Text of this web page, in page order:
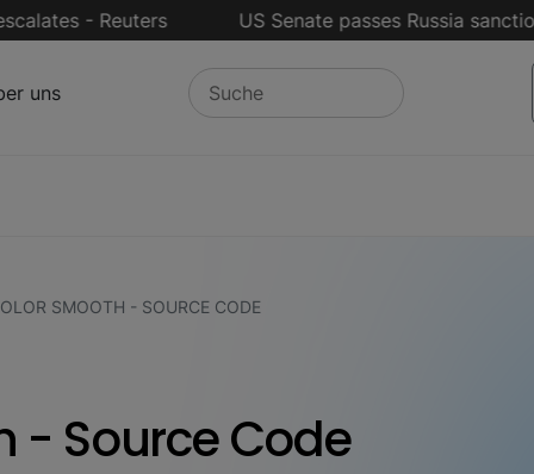
- Reuters US Senate passes Russia sanctions
uns
SMOOTH - SOURCE CODE
- Source Code